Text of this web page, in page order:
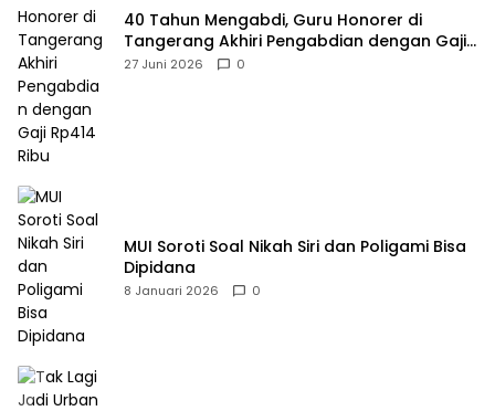
40 Tahun Mengabdi, Guru Honorer di
Tangerang Akhiri Pengabdian dengan Gaji
Rp414 Ribu
27 Juni 2026 0
MUI Soroti Soal Nikah Siri dan Poligami Bisa
Dipidana
8 Januari 2026 0